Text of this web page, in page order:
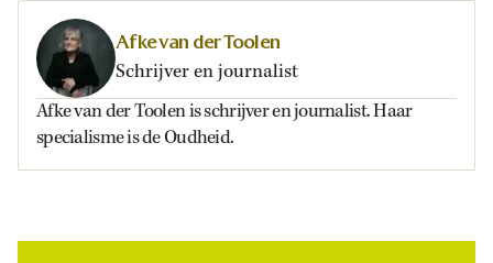
Afke van der Toolen
Schrijver en journalist
Afke van der Toolen is schrijver en journalist. Haar
specialisme is de Oudheid.